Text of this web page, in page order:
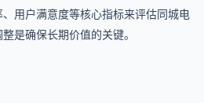
用户满意度等核心指标来评估同城电
是确保长期价值的关键。